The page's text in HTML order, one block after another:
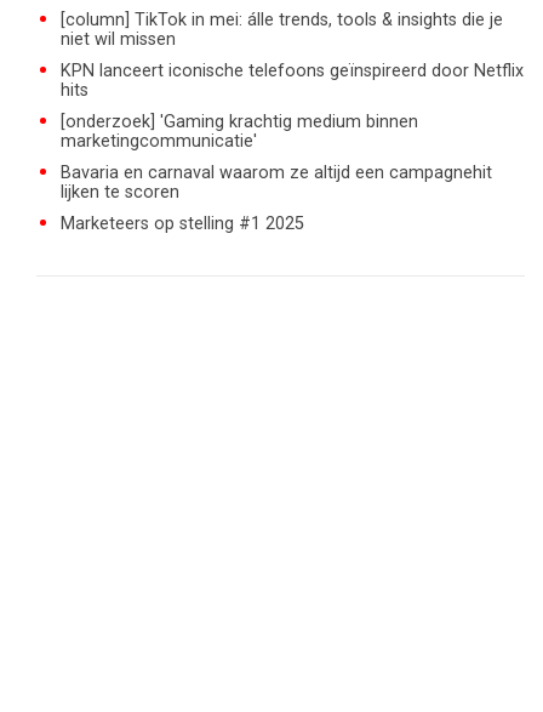
[column] TikTok in mei: álle trends, tools & insights die je
niet wil missen
KPN lanceert iconische telefoons geïnspireerd door Netflix
hits
[onderzoek] 'Gaming krachtig medium binnen
marketingcommunicatie'
Bavaria en carnaval waarom ze altijd een campagnehit
lijken te scoren
Marketeers op stelling #1 2025